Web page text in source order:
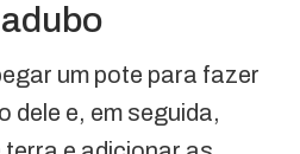
um pote para fazer
dele e, em seguida,